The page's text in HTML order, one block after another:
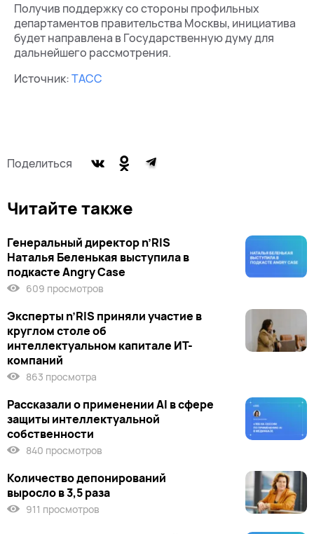
Получив поддержку со стороны профильных
департаментов правительства Москвы, инициатива
будет направлена в Государственную думу для
дальнейшего рассмотрения.
Источник:ТАСС
Поделиться
Читайте также
Генеральный директор n’RIS
Наталья Беленькая выступила в
подкасте Angry Case
609 просмотров
Эксперты n’RIS приняли участие в
круглом столе об
интеллектуальном капитале ИТ-
компаний
863 просмотра
Рассказали о применении AI в сфере
защиты интеллектуальной
собственности
840 просмотров
Количество депонирований
выросло в 3,5 раза
911 просмотров